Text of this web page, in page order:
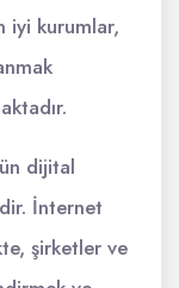
iyi kurumlar,
dijital
İnternet
şirketler ve